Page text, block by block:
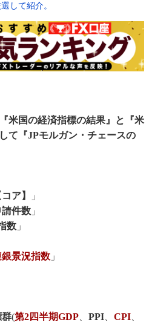
して紹介。
米国の経済指標の結果』と『米
て『JPモルガン・チェースの
コア】
」
件数 」
数 」
景況指数 」
群(第2四半期GDP、 PPI、 CPI、